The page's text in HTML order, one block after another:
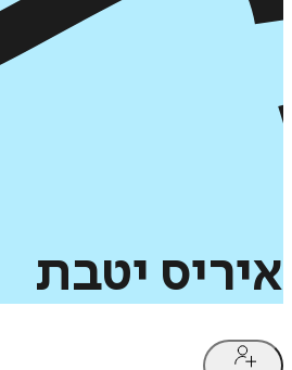
איריס יטבת